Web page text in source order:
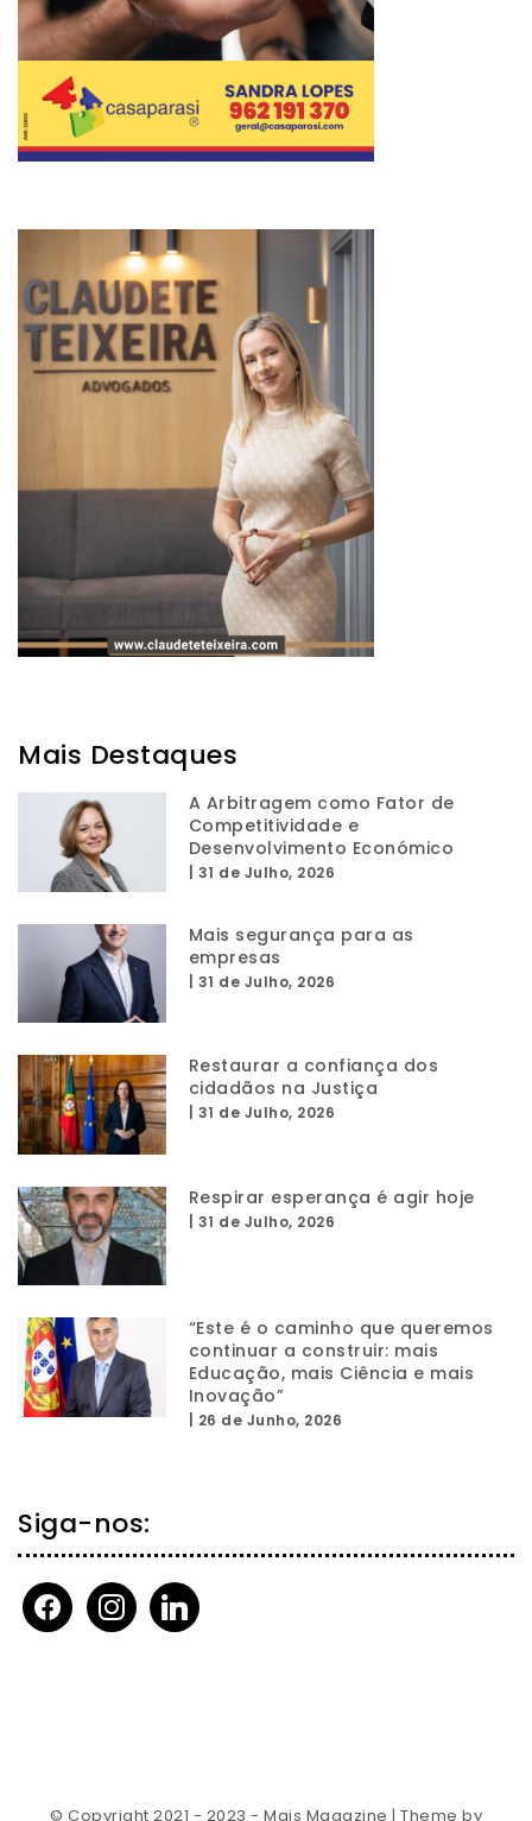
Mais Destaques
A Arbitragem como Fator de
Competitividade e
Desenvolvimento Económico
31 de Julho, 2026
Mais segurança para as
empresas
31 de Julho, 2026
Restaurar a confiança dos
cidadãos na Justiça
31 de Julho, 2026
Respirar esperança é agir hoje
31 de Julho, 2026
“Este é o caminho que queremos
continuar a construir: mais
Educação, mais Ciência e mais
Inovação”
26 de Junho, 2026
Siga-nos:
facebookinstagramlinkedin
© Copyright 2021 - 2023 - Mais Magazine | Theme by